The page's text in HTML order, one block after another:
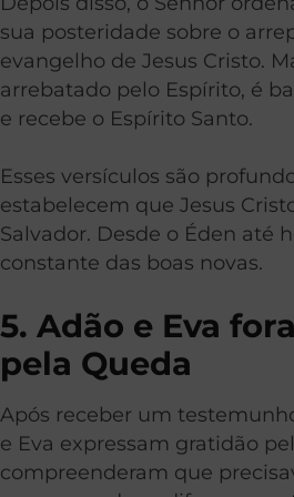
sua posteridade sobre o
evangelho de Jesus Cristo.
arrebatado pelo Espírito, é
e recebe o Espírito Santo.
Esses versículos são
estabelecem que Jesus
Salvador. Desde o Éden até
constante das boas novas.
5. Adão e Eva
pela Queda
Após receber um
e Eva expressam gratidão
compreenderam que